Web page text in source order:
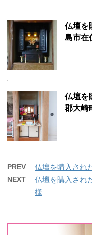
仏壇を
島市
仏壇を
郡大
PREV 仏壇を購入され
NEXT
仏壇を購入され
様